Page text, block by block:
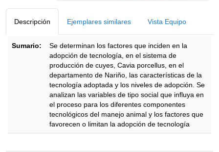
Descripción Ejemplares similares Vista Equipo
Sumario:
Se determinan los factores que inciden en la
adopción de tecnología, en el sistema de
producción de cuyes, Cavia porcellus, en el
departamento de Nariño, las características de la
tecnología adoptada y los niveles de adopción. Se
analizan las variables de tipo social que influya en
el proceso para los diferentes componentes
tecnológicos del manejo animal y los factores que
favorecen o limitan la adopción de tecnología